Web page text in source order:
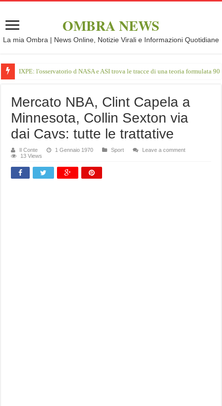
OMBRA NEWS
La mia Ombra | News Online, Notizie Virali e Informazioni Quotidiane
IXPE: l'osservatorio d NASA e ASI trova le tracce di una teoria formulata 90
Mercato NBA, Clint Capela a
Minnesota, Collin Sexton via
dai Cavs: tutte le trattative
Il Conte 1 Gennaio 1970 Sport
Leave a comment
13 Views